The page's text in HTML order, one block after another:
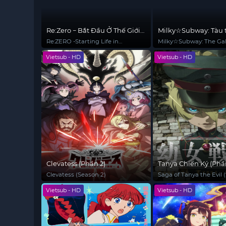
Re:Zero − Bắt Đầu Ở Thế Giới
Khác (Phần 4)
Re:ZERO -Starting Life in
Another World- Season 4
Milky☆Subway: Tàu
thiên hà – Phim
Milky☆Subway: The
Limited Express - the
Vietsub - HD
Clevatess (Phần 2)
Clevatess (Season 2)
Vietsub - HD
Tanya Chiến Ký
Saga of Tanya the Evil
Vietsub - HD
Vietsub - HD